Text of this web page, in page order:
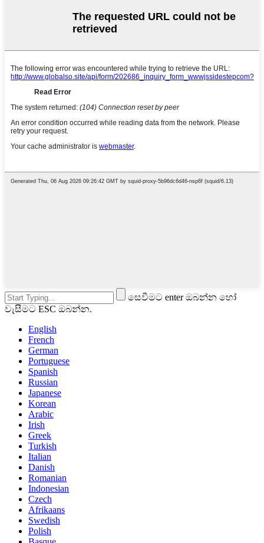
සෙවීමට enter ඔබන්න හෝ
වැසීමට ESC ඔබන්න.
English
French
German
Portuguese
Spanish
Russian
Japanese
Korean
Arabic
Irish
Greek
Turkish
Italian
Danish
Romanian
Indonesian
Czech
Afrikaans
Swedish
Polish